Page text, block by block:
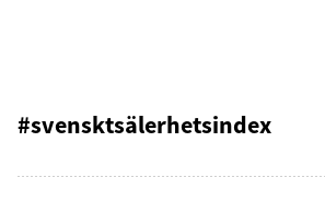
#svensktsälerhetsindex